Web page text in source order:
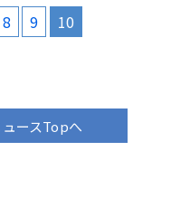
8 9 10
ースTopへ